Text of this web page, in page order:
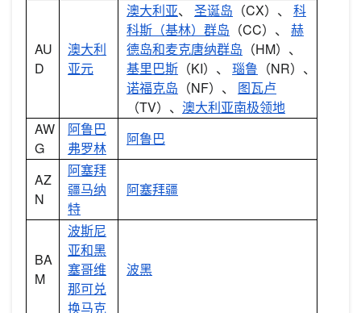
AU
D
澳大利
亚元
澳大利亚、 圣诞岛 （CX）、
科
科斯（基林）群岛 （CC）、
赫
德岛和麦克唐纳群岛 （HM）、
基里巴斯 （KI）、 瑙鲁 （NR）、
诺福克岛 （NF）、
图瓦卢
（TV）、 澳大利亚南极领地
AW
G
阿鲁巴
弗罗林
阿鲁巴
AZ
N
阿塞拜
疆马纳
特
阿塞拜疆
BA
M
波斯尼
亚和黑
塞哥维
那可兑
换马克
波黑